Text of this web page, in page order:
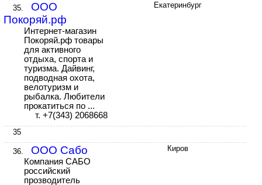
35.
ООО
Покоряй.рф
Интернет-магазин
Покоряй.рф товары
для активного
отдыха, спорта и
туризма. Дайвинг,
подводная охота,
велотуризм и
рыбалка. Любители
прокатиться по ...
т. +7(343) 2068668
Екатеринбург
35
36. ООО Сабо
Компания САБО
российский
прозводитель
Киров